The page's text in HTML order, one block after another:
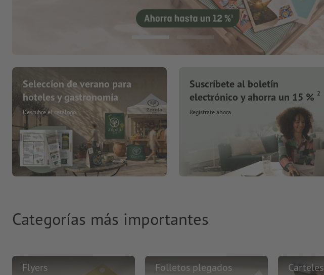
Seleccíon de verano para
hoteles y gastronomía
Descubre el catálogo
Suscríbete al boletín
electrónico y ahorra un 15 % 2
Regístrate ahora
Categorías más importantes
Flyers Folletos plegados Carteles